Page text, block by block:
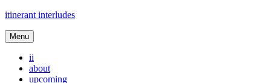
itinerant interludes
Menu
ii
about
upcoming